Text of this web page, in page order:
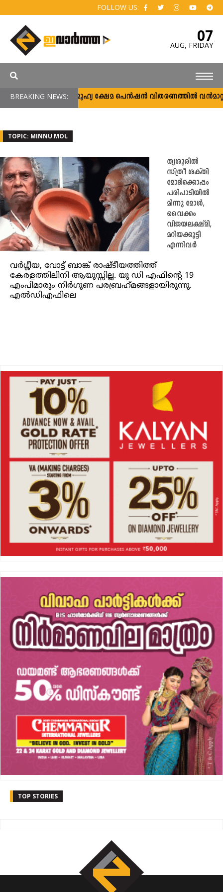
FOLLOW US:
07
AUG, FRIDAY
BREAKING NEWS:സാമൂഹ്യ ക്ഷേമ പെൻഷൻ വിതരണത്തിൽ
TOPIC: MINNU MOL
തൃശൂരിൽ
സ്ത്രീ ശക്തി
മോദിക്കൊപ്പം
പരിപാടിയില്‍
മിന്നു മോള്‍,
വൈക്കം
വിജയലക്ഷ്മി,
മറിയക്കുട്ടി
എന്നിവര്‍
വര്‍ഗ്ഗീയ, വോട്ട് ബാങ്ക് രാഷ്ടീയത്തിത്ത്
കേരളത്തിലിനി ആയുസ്സില്ല. യു ഡി എഫിന്റെ 19
എംപിമാരും നിര്‍ഗുണ പരബ്രഹ്‌മങ്ങളായിരുന്നു.
എല്‍ഡിഎഫിലെ
TOP STORIES